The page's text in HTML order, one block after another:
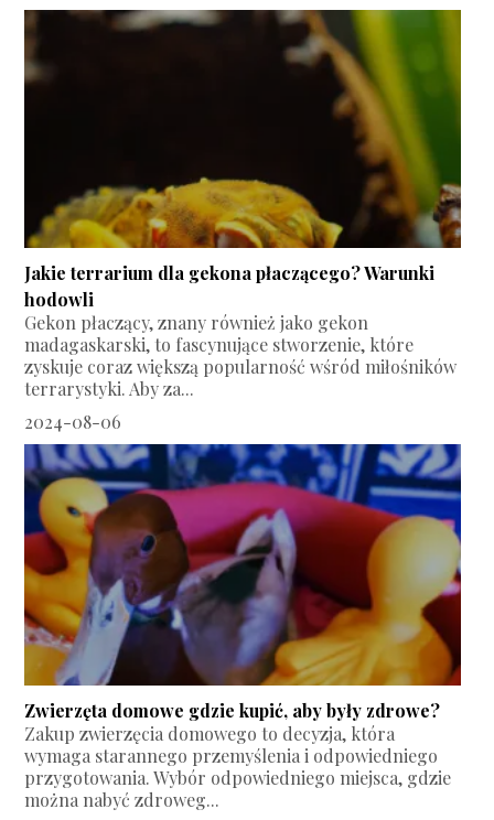
Jakie terrarium dla gekona płaczącego? Warunki
hodowli
Gekon płaczący, znany również jako gekon
madagaskarski, to fascynujące stworzenie, które
zyskuje coraz większą popularność wśród miłośników
terrarystyki. Aby za...
2024-08-06
Zwierzęta domowe gdzie kupić, aby były zdrowe?
Zakup zwierzęcia domowego to decyzja, która
wymaga starannego przemyślenia i odpowiedniego
przygotowania. Wybór odpowiedniego miejsca, gdzie
można nabyć zdroweg...